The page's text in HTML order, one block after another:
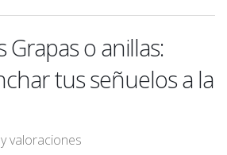
o anillas:
tus señuelos a la
valoraciones